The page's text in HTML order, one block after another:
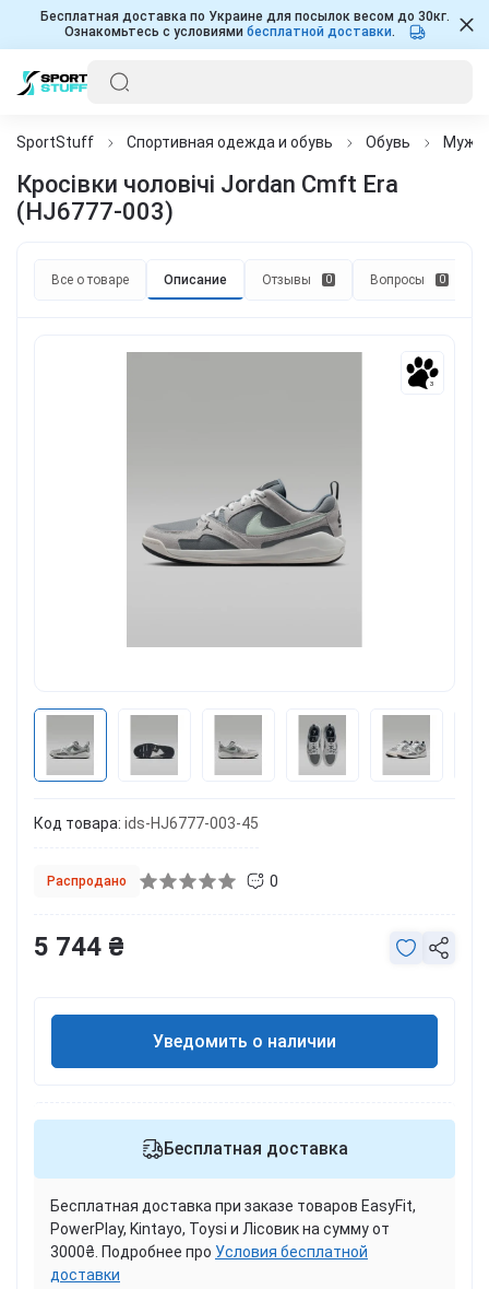
Бесплатная доставка по Украине для посылок весом до 30кг.
Ознакомьтесь с условиями бесплатной доставки.
SportStuff Спортивная одежда и обувь Обувь
Кросівки чоловічі Jordan Cmft Era
(HJ6777-003)
Все о товаре Описание Отзывы 0 Вопросы 0
3
Код товара: ids-HJ6777-003-45
Распродано 0
5 744 ₴
Уведомить о наличии
Бесплатная доставка
Бесплатная доставка при заказе товаров EasyFit,
PowerPlay, Kintayo, Toysi и Лісовик на сумму от
3000₴. Подробнее про Условия бесплатной
доставки